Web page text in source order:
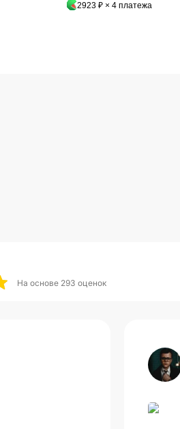
2923 ₽ × 4 платежа
На основе 293 оценок
Оплатите